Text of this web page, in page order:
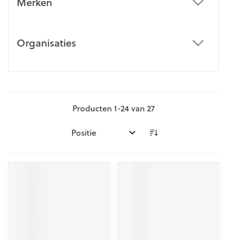
Organisaties
Producten 1-24van 27
Sorteer op: